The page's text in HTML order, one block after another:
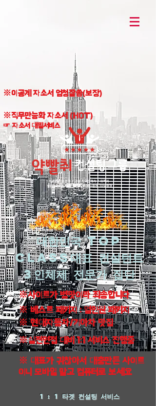
※이공계 자소서 엄청잘씀(보장)
※직무만능화 자소서 (HOT)
☞ 자소서 대필서비스
대한민국 top
class대표 컨설턴트
3인체제 전문가 집단
※사이트가 병맛이라 죄송합니다
※ 베스트 패키지 : 얼인원 패키지
※ 현대자동차/기아차 맛집
※실전면접 대비 1:1 서비스 진행중
※ 대표가 귀찮아서 대충만든 사이트
이니 모바일 말고 컴퓨터로 보세요
1 : 1 타겟 컨설팅 서비스